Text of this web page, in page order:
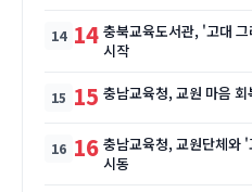
14 충북교육도서관, '고대
시작
15 충남교육청, 교원 마음
16 충남교육청, 교원단체와
시동